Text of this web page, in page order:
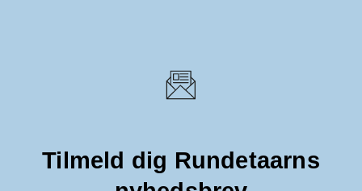
Tilmeld dig Rundetaarns